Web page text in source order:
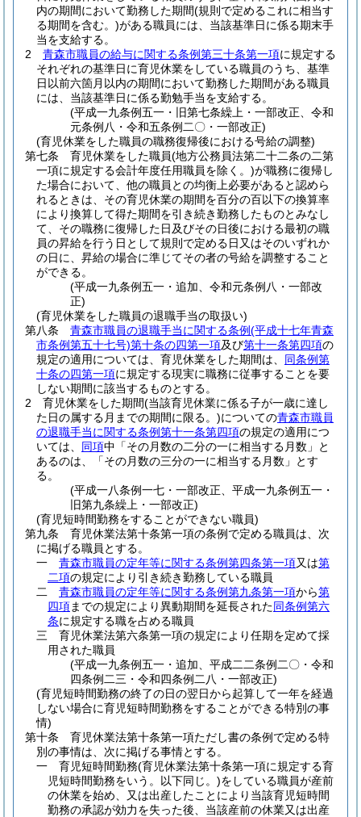
内の期間において勤務した期間(規則で定めるこれに相当す
る期間を含む。)がある職員には、当該基準日に係る期末手
当を支給する。
2
青森市職員の給与に関する条例第三十条第一項に規定する
それぞれの基準日に育児休業をしている職員のうち、基準
日以前六箇月以内の期間において勤務した期間がある職員
には、当該基準日に係る勤勉手当を支給する。
(平成一九条例五一・旧第七条繰上・一部改正、令和
元条例八・令和五条例二〇・一部改正)
(育児休業をした職員の職務復帰後における号給の調整)
第七条
育児休業をした職員(地方公務員法第二十二条の二第
一項に規定する会計年度任用職員を除く。)が職務に復帰し
た場合において、他の職員との均衡上必要があると認めら
れるときは、その育児休業の期間を百分の百以下の換算率
により換算して得た期間を引き続き勤務したものとみなし
て、その職務に復帰した日及びその日後における最初の職
員の昇給を行う日として規則で定める日又はそのいずれか
の日に、昇給の場合に準じてその者の号給を調整すること
ができる。
(平成一九条例五一・追加、令和元条例八・一部改
正)
(育児休業をした職員の退職手当の取扱い)
第八条
青森市職員の退職手当に関する条例(平成十七年青森
市条例第五十七号)第十条の四第一項及び第十一条第四項の
規定の適用については、育児休業をした期間は、 同条例第
十条の四第一項に規定する現実に職務に従事することを要
しない期間に該当するものとする。
2
育児休業をした期間(当該育児休業に係る子が一歳に達し
た日の属する月までの期間に限る。)についての青森市職員
の退職手当に関する条例第十一条第四項の規定の適用につ
いては、 同項中「その月数の二分の一に相当する月数」と
あるのは、「その月数の三分の一に相当する月数」とす
る。
(平成一八条例一七・一部改正、平成一九条例五一・
旧第九条繰上・一部改正)
(育児短時間勤務をすることができない職員)
第九条
育児休業法第十条第一項の条例で定める職員は、次
に掲げる職員とする。
一
青森市職員の定年等に関する条例第四条第一項又は第
二項の規定により引き続き勤務している職員
二
青森市職員の定年等に関する条例第九条第一項から第
四項までの規定により異動期間を延長された同条例第六
条に規定する職を占める職員
三
育児休業法第六条第一項の規定により任期を定めて採
用された職員
(平成一九条例五一・追加、平成二二条例二〇・令和
四条例二三・令和四条例二八・一部改正)
(育児短時間勤務の終了の日の翌日から起算して一年を経過
しない場合に育児短時間勤務をすることができる特別の事
情)
第十条
育児休業法第十条第一項ただし書の条例で定める特
別の事情は、次に掲げる事情とする。
一
育児短時間勤務(育児休業法第十条第一項に規定する育
児短時間勤務をいう。以下同じ。)をしている職員が産前
の休業を始め、又は出産したことにより当該育児短時間
勤務の承認が効力を失った後、当該産前の休業又は出産